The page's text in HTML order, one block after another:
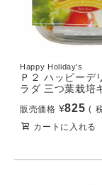
Happy Holiday's
Ｐ２ ハッピーデ
ラダ 三つ葉栽培
販売価格 ¥825
カートに入れる